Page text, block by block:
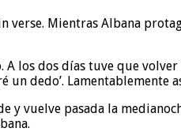
verse. Mientras Albana
los dos días tuve que
dedo’. Lamentablemente
vuelve pasada la